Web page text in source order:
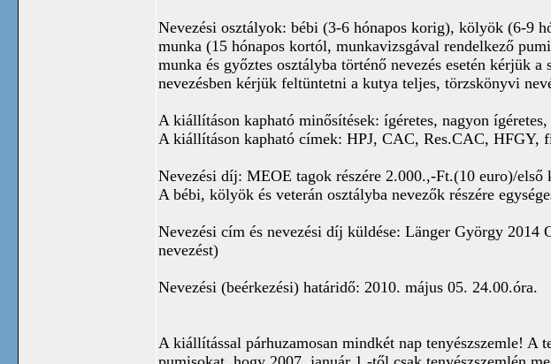
Nevezési osztályok: bébi (3-6 hónapos korig), kölyök (6-9
munka (15 hónapos kortól, munkavizsgával rendelkező
munka és győztes osztályba történő nevezés esetén kérjük
nevezésben kérjük feltüntetni a kutya teljes, törzskönyvi
A kiállításon kapható minősítések: ígéretes, nagyon
A kiállításon kapható címek: HPJ, CAC, Res.CAC, HFGY,
Nevezési díj: MEOE tagok részére 2.000.,-Ft.(10 euro)/
A bébi, kölyök és veterán osztályba nevezők részére
Nevezési cím és nevezési díj küldése: Länger György 2014
nevezést)
Nevezési (beérkezési) határidő: 2010. május 05. 24.00.óra.
A kiállítással párhuzamosan mindkét nap tenyészszemle!